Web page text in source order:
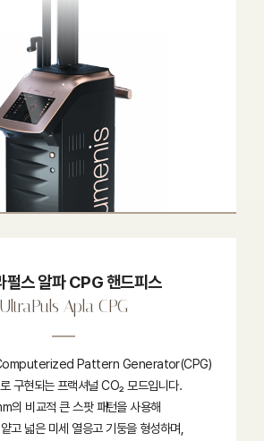
펄스 알파 CPG 핸드피스
UltraPuls Apla CPG
Computerized Pattern Generator(CPG)
구현되는 프랙셔널 CO₂ 모드입니다.
의 비교적 큰 스팟 패턴을 사용해
고 넓은 미세 열응고 기둥을 형성하며,